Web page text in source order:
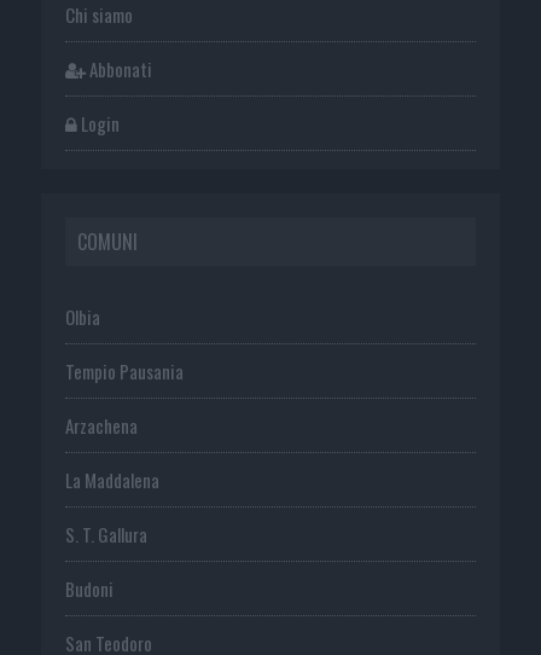
Chi siamo
Abbonati
Login
COMUNI
Olbia
Tempio Pausania
Arzachena
La Maddalena
S. T. Gallura
Budoni
San Teodoro